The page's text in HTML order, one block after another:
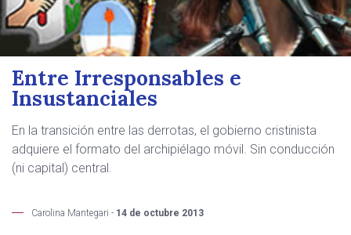
Entre Irresponsables e
Insustanciales
En la transición entre las derrotas, el gobierno cristinista
adquiere el formato del archipiélago móvil. Sin conducción
(ni capital) central.
Carolina Mantegari - 14 de octubre 2013